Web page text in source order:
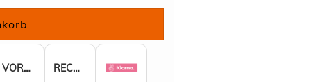
VORKASSE RECHNUNG